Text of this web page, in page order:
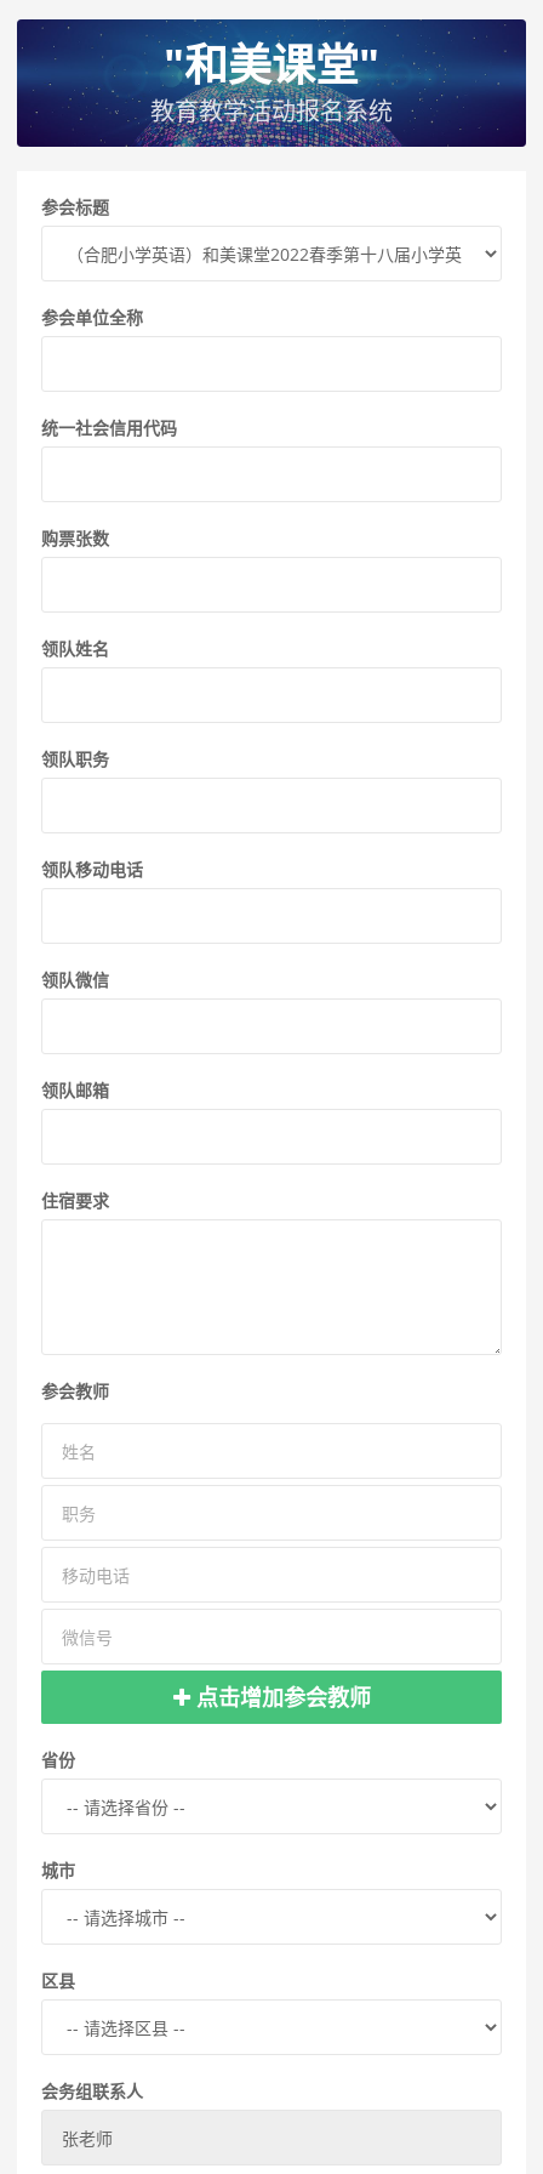
"和美课堂"
教育教学活动报名系统
参会标题
参会单位全称
统一社会信用代码
购票张数
领队姓名
领队职务
领队移动电话
领队微信
领队邮箱
住宿要求
参会教师
点击增加参会教师
省份
城市
区县
会务组联系人